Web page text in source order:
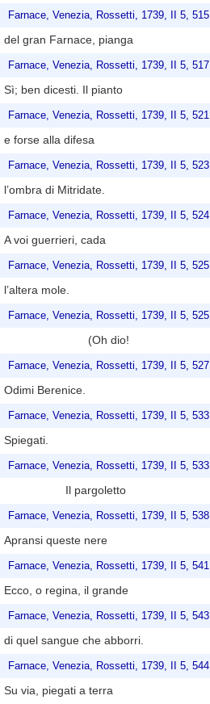
Farnace, Venezia, Rossetti, 1739, II 5, 515
del gran Farnace, pianga
Farnace, Venezia, Rossetti, 1739, II 5, 517
Sì; ben dicesti. Il pianto
Farnace, Venezia, Rossetti, 1739, II 5, 521
e forse alla difesa
Farnace, Venezia, Rossetti, 1739, II 5, 523
l’ombra di Mitridate.
Farnace, Venezia, Rossetti, 1739, II 5, 524
A voi guerrieri, cada
Farnace, Venezia, Rossetti, 1739, II 5, 525
l’altera mole.
Farnace, Venezia, Rossetti, 1739, II 5, 525
(Oh dio!
Farnace, Venezia, Rossetti, 1739, II 5, 527
Odimi Berenice.
Farnace, Venezia, Rossetti, 1739, II 5, 533
Spiegati.
Farnace, Venezia, Rossetti, 1739, II 5, 533
Il pargoletto
Farnace, Venezia, Rossetti, 1739, II 5, 538
Apransi queste nere
Farnace, Venezia, Rossetti, 1739, II 5, 541
Ecco, o regina, il grande
Farnace, Venezia, Rossetti, 1739, II 5, 543
di quel sangue che abborri.
Farnace, Venezia, Rossetti, 1739, II 5, 544
Su via, piegati a terra